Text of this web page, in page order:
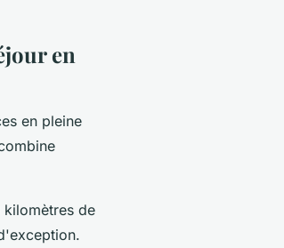
en
en pleine
kilomètres de